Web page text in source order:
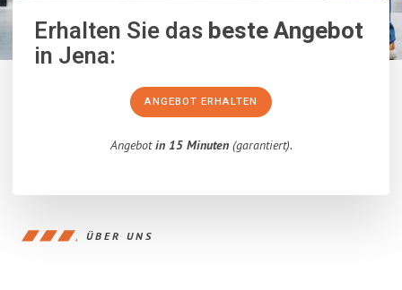
Erhalten Sie dasbeste Angebot
in Jena:
ANGEBOT ERHALTEN
Angebotin 15 Minuten(garantiert).
ÜBER UNS